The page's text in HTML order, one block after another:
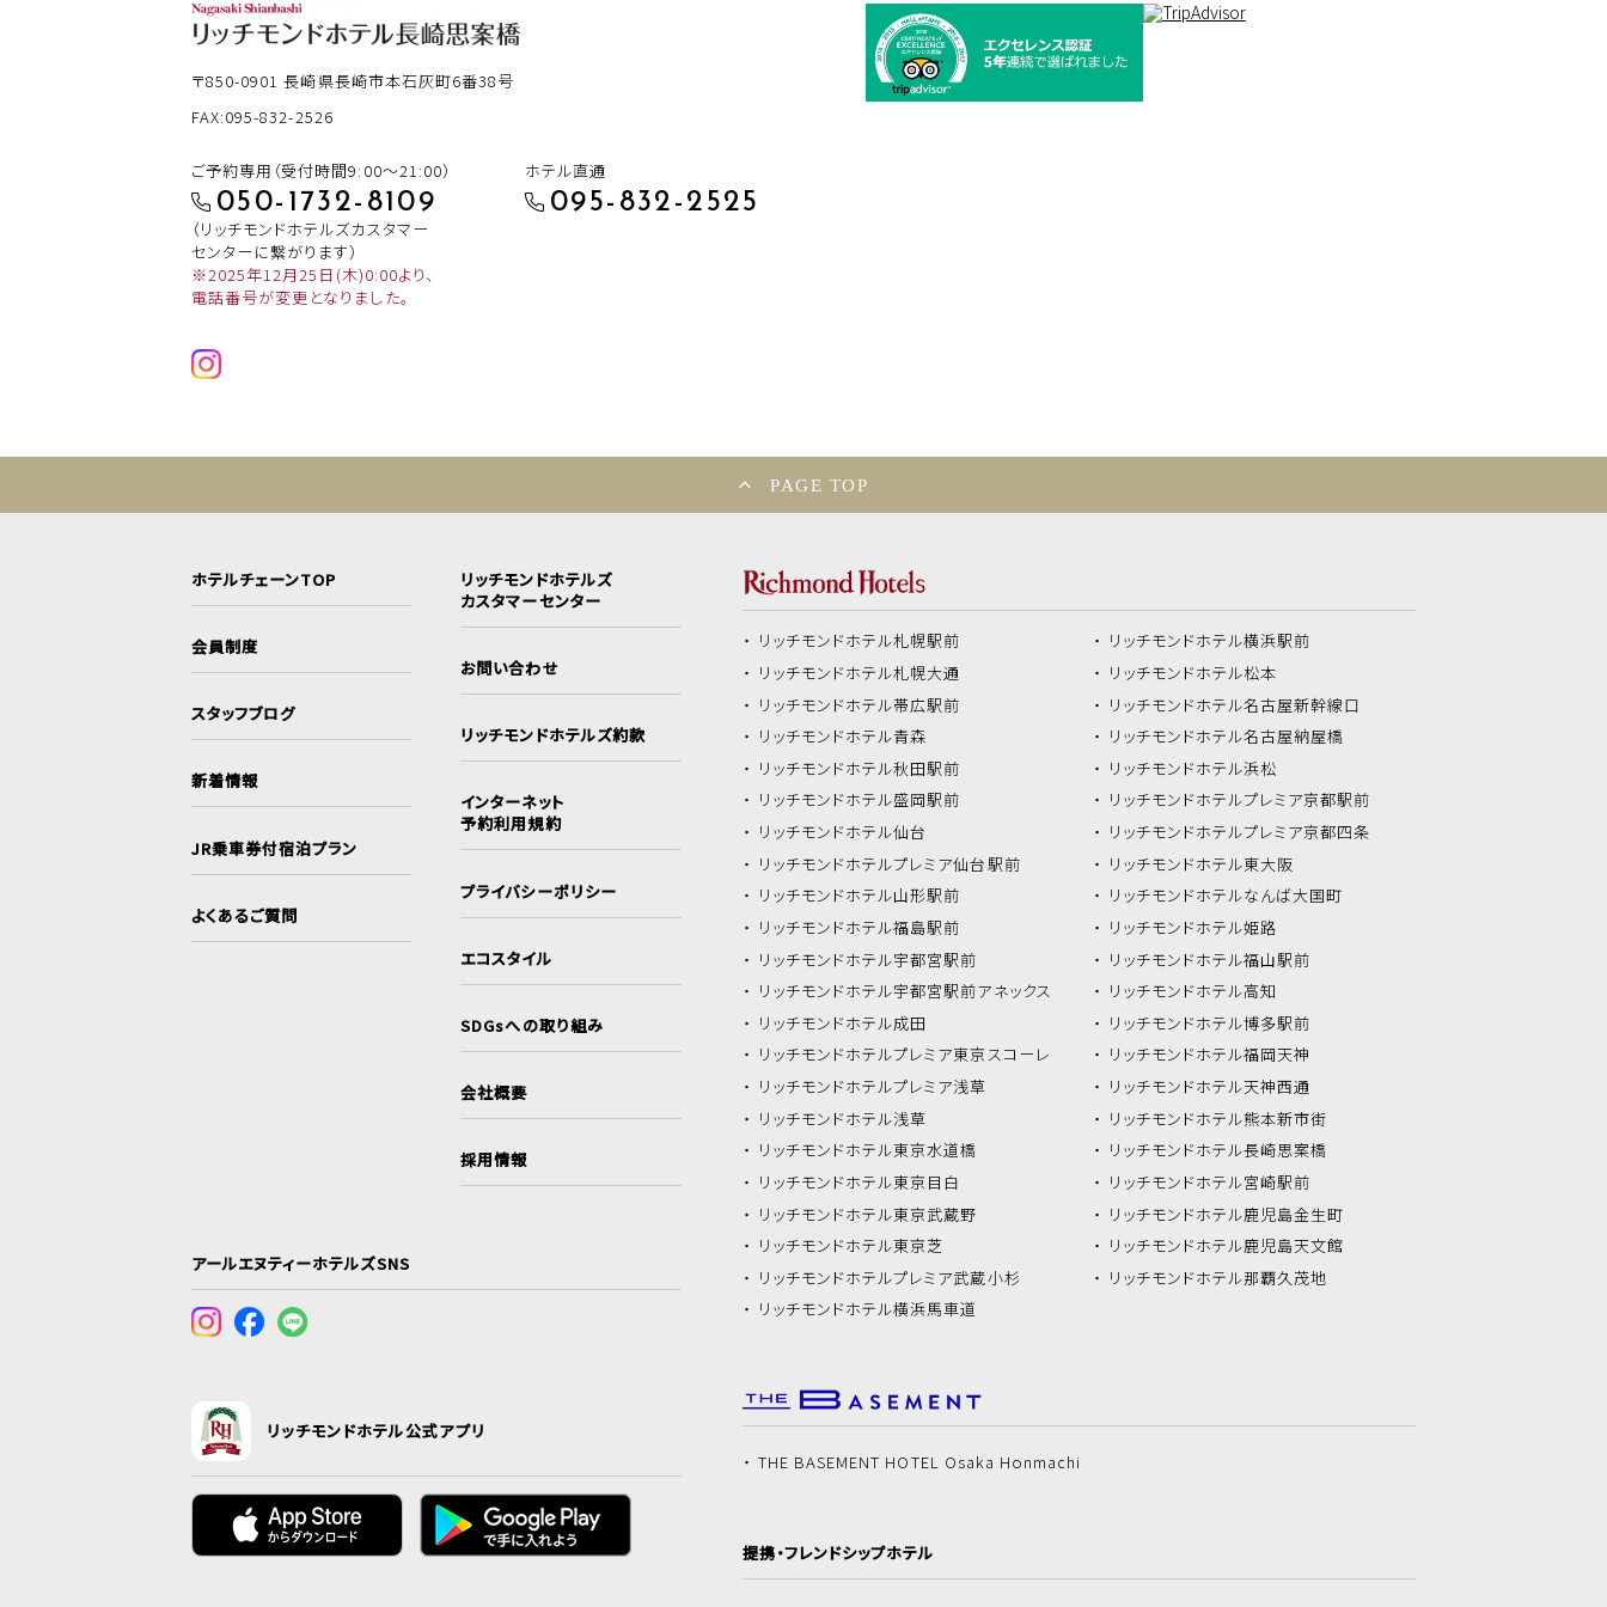
〒850-0901長崎県長崎市本石灰町6番38号
FAX:095-832-2526
ご予約専用（受付時間9:00～21:00）
050-1732-8109
（リッチモンドホテルズカスタマー
センターに繋がります）
※2025年12月25日(木)0:00より、
電話番号が変更となりました。
ホテル直通
095-832-2525
PAGE TOP
ホテルチェーンTOP
会員制度
スタッフブログ
新着情報
JR乗車券付宿泊プラン
よくあるご質問
リッチモンドホテルズ
カスタマーセンター
お問い合わせ
リッチモンドホテルズ約款
インターネット
予約利用規約
プライバシーポリシー
エコスタイル
SDGsへの取り組み
会社概要
採用情報
アールエヌティーホテルズSNS
リッチモンドホテル公式アプリ
リッチモンドホテル札幌駅前
リッチモンドホテル札幌大通
リッチモンドホテル帯広駅前
リッチモンドホテル青森
リッチモンドホテル秋田駅前
リッチモンドホテル盛岡駅前
リッチモンドホテル仙台
リッチモンドホテルプレミア仙台駅前
リッチモンドホテル山形駅前
リッチモンドホテル福島駅前
リッチモンドホテル宇都宮駅前
リッチモンドホテル宇都宮駅前アネックス
リッチモンドホテル成田
リッチモンドホテルプレミア東京スコーレ
リッチモンドホテルプレミア浅草
リッチモンドホテル浅草
リッチモンドホテル東京水道橋
リッチモンドホテル東京目白
リッチモンドホテル東京武蔵野
リッチモンドホテル東京芝
リッチモンドホテルプレミア武蔵小杉
リッチモンドホテル横浜馬車道
リッチモンドホテル横浜駅前
リッチモンドホテル松本
リッチモンドホテル名古屋新幹線口
リッチモンドホテル名古屋納屋橋
リッチモンドホテル浜松
リッチモンドホテルプレミア京都駅前
リッチモンドホテルプレミア京都四条
リッチモンドホテル東大阪
リッチモンドホテルなんば大国町
リッチモンドホテル姫路
リッチモンドホテル福山駅前
リッチモンドホテル高知
リッチモンドホテル博多駅前
リッチモンドホテル福岡天神
リッチモンドホテル天神西通
リッチモンドホテル熊本新市街
リッチモンドホテル長崎思案橋
リッチモンドホテル宮崎駅前
リッチモンドホテル鹿児島金生町
リッチモンドホテル鹿児島天文館
リッチモンドホテル那覇久茂地
THE BASEMENT HOTEL Osaka Honmachi
提携・フレンドシップホテル